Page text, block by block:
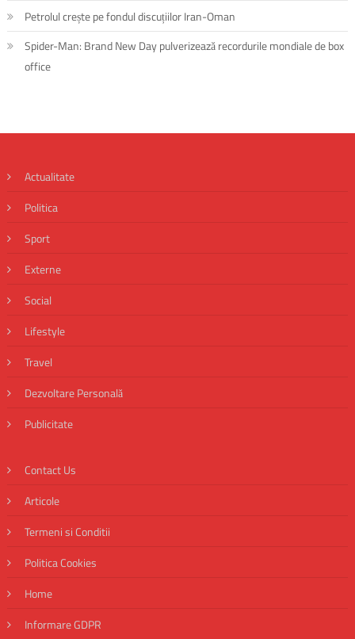
Petrolul crește pe fondul discuțiilor Iran-Oman
Spider-Man: Brand New Day pulverizează recordurile mondiale de box
office
Actualitate
Politica
Sport
Externe
Social
Lifestyle
Travel
Dezvoltare Personală
Publicitate
Contact Us
Articole
Termeni si Conditii
Politica Cookies
Home
Informare GDPR